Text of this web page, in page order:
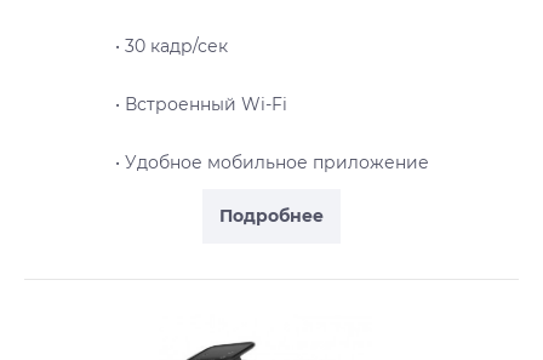
Подробнее
• 30 кадр/сек
• Встроенный Wi-Fi
• Удобное мобильное приложение